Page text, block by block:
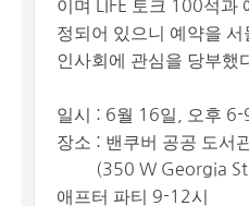
이며 LIFE 토크 100석과
정되어 있으니 예약을
인사회에 관심을 당부했
일시 : 6월 16일, 오후 6-
장소 : 밴쿠버 공공 도서
(350 W Georgia St,
애프터 파티 9-12시